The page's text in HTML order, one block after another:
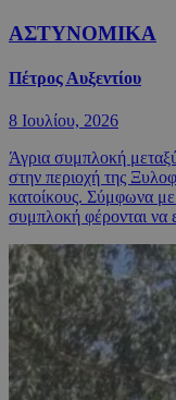
ΑΣΤΥΝΟΜΙΚΑ
Πέτρος Αυξεντίου
8 Ιουλίου, 2026
Άγρια συμπλοκή
στην περιοχή της
κατοίκους. Σύμφωνα
συμπλοκή φέρονται να